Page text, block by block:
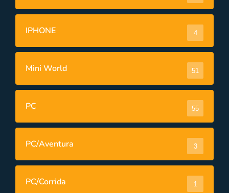
IPHONE 4
Mini World 51
PC 55
PC/Aventura 3
PC/Corrida 1